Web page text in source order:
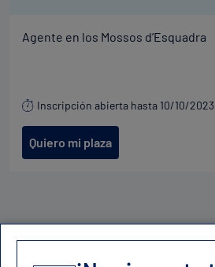
Agente en los Mossos d’Esquadra
Inscripción abierta hasta 10/10/2023
Quiero mi plaza